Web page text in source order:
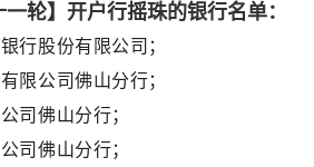
轮】开户行摇珠的银行名单：
行股份有限公司；
限公司佛山分行；
司佛山分行；
司佛山分行；